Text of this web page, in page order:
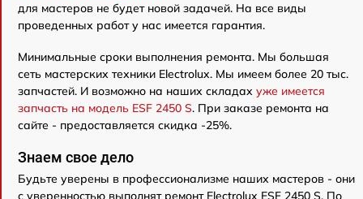
для мастеров не будет новой задачей. На все виды
проведенных работ у нас имеется гарантия.
Минимальные сроки выполнения ремонта. Мы большая
сеть мастерских техники Electrolux. Мы имеем более 20 тыс.
запчастей. И возможно на наших складах уже имеется
запчасть на модель ESF 2450 S. При заказе ремонта на
сайте - предоставляется скидка -25%.
Знаем свое дело
Будьте уверены в профессионализме наших мастеров - они
с уверенностью выполнят ремонт Electrolux ESF 2450 S. По